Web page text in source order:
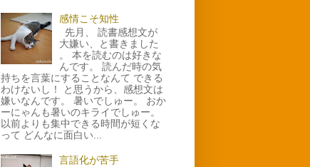
感情こそ知性
先月、 読書感想文が
大嫌い、と書きました
。 本を読むのは好きな
んです。 読んだ時の気
持ちを言葉にすることなんて できる
わけないし！ と思うから、感想文は
嫌いなんです。 暑いでしゅー。 おか
ーにゃんも暑いのキライでしゅー。
以前よりも集中できる時間が短くな
って どんなに面白い...
言語化が苦手